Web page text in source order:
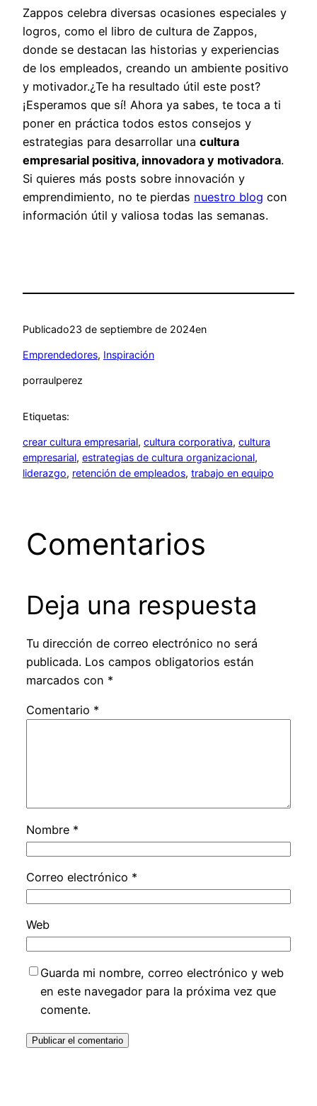
Zappos celebra diversas ocasiones especiales y
logros, como el libro de cultura de Zappos,
donde se destacan las historias y experiencias
de los empleados, creando un ambiente positivo
y motivador.¿Te ha resultado útil este post?
¡Esperamos que sí! Ahora ya sabes, te toca a ti
poner en práctica todos estos consejos y
estrategias para desarrollar una cultura
empresarial positiva, innovadora y motivadora.
Si quieres más posts sobre innovación y
emprendimiento, no te pierdas nuestro blog con
información útil y valiosa todas las semanas.
Publicado23 de septiembre de 2024en
Emprendedores, Inspiración
porraulperez
Etiquetas:
crear cultura empresarial, cultura corporativa, cultura
empresarial, estrategias de cultura organizacional
liderazgo, retención de empleados, trabajo en equipo
Comentarios
Deja una respuesta
Tu dirección de correo electrónico no será
publicada. Los campos obligatorios están
marcados con *
Comentario *
Nombre *
Correo electrónico *
Web
Guarda mi nombre, correo electrónico y web
en este navegador para la próxima vez que
comente.